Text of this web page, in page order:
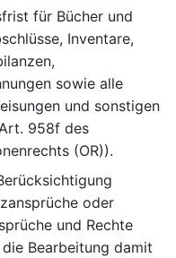
für Bücher und
Inventare,
sowie alle
und sonstigen
958f des
(OR)).
oder
und Rechte
Bearbeitung damit